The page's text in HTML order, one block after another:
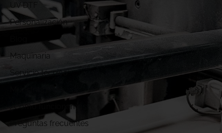
UV DTF
Personalización
Maquinaria
Servicio técnico
¿Cómo funcionamos?
Preguntas frecuentes